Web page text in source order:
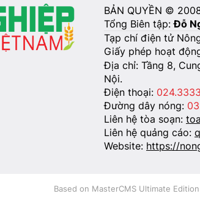
BẢN QUYỀN ©
Tổng Biên tập:Đỗ
Tạp chí điện tử
Giấy phép hoạt
Địa chỉ: Tầng 8,
Nội.
Điện thoại:
Đường dây nóng:
Liên hệ tòa soạn:
Liên hệ quảng cáo:
Website: https://
Based on MasterCMS Ultimate